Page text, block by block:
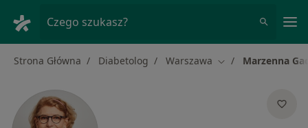
Czego szukasz?
Strona Główna Diabetolog Warszawa Zmień miasto
Marzenna